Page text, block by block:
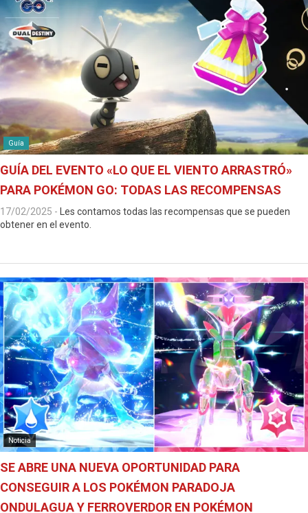
Guía
GUÍA DEL EVENTO «LO QUE EL VIENTO ARRASTRÓ»
PARA POKÉMON GO: TODAS LAS RECOMPENSAS
17/02/2025 -
Les contamos todas las recompensas que se pueden
obtener en el evento.
Noticia
SE ABRE UNA NUEVA OPORTUNIDAD PARA
CONSEGUIR A LOS POKÉMON PARADOJA
ONDULAGUA Y FERROVERDOR EN POKÉMON